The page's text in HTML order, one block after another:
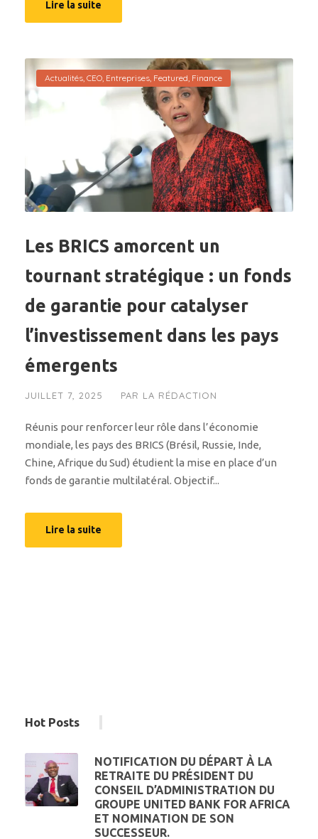
Lire la suite
Actualités, CEO, Entreprises, Featured, Finance
Les BRICS amorcent un
tournant stratégique : un fonds
de garantie pour catalyser
l’investissement dans les pays
émergents
JUILLET 7, 2025 PAR LA RÉDACTION
Réunis pour renforcer leur rôle dans l’économie
mondiale, les pays des BRICS (Brésil, Russie, Inde,
Chine, Afrique du Sud) étudient la mise en place d’un
fonds de garantie multilatéral. Objectif...
Lire la suite
Hot Posts
NOTIFICATION DU DÉPART À LA
RETRAITE DU PRÉSIDENT DU
CONSEIL D’ADMINISTRATION DU
GROUPE UNITED BANK FOR AFRICA
ET NOMINATION DE SON
SUCCESSEUR.